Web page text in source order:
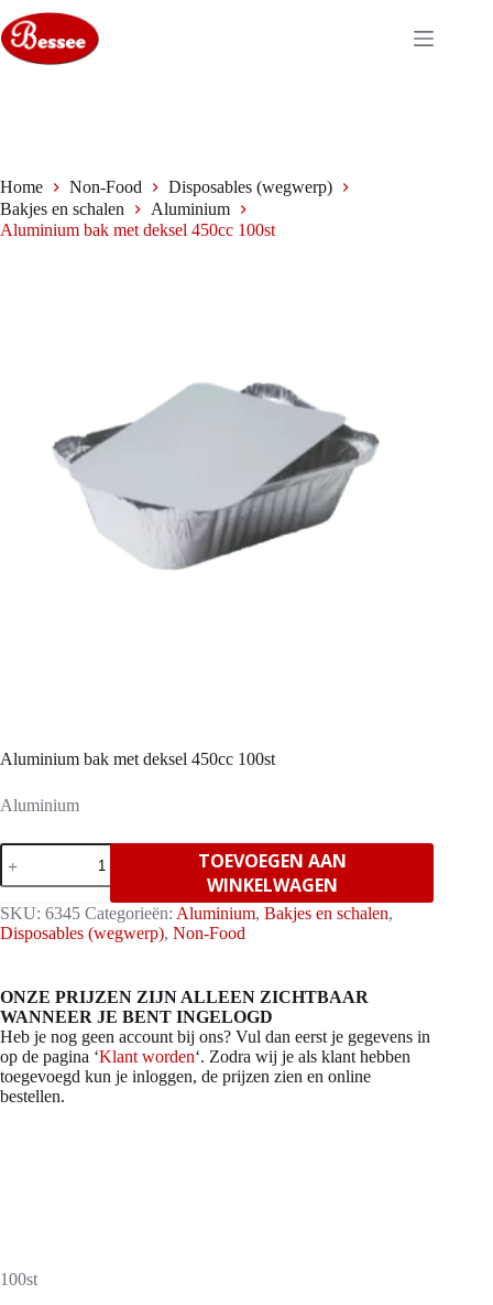
naar
de
inhoud
Home Non-Food
Disposables (wegwerp)
Bakjes en schalen
Aluminium
Aluminium bak met deksel 450cc 100st
Aluminium bak met deksel 450cc 100st
Aluminium
Aluminium
bak
met
deksel
450cc
100st
TOEVOEGEN AAN
WINKELWAGEN
SKU: 6345 Categorieën: Aluminium, Bakjes en schalen,
Disposables (wegwerp), Non-Food
ONZE PRIJZEN ZIJN ALLEEN ZICHTBAAR
WANNEER JE BENT INGELOGD
Heb je nog geen account bij ons? Vul dan eerst je gegevens in
op de pagina ‘Klant worden‘. Zodra wij je als klant hebben
toegevoegd kun je inloggen, de prijzen zien en online
bestellen.
100st